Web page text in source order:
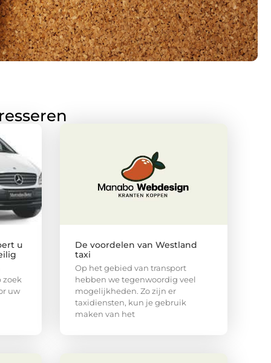
u
zoek
uw
De voordelen van Westland
taxi
Op het gebied van transport
hebben we tegenwoordig veel
mogelijkheden. Zo zijn er
taxidiensten, kun je gebruik
maken van het